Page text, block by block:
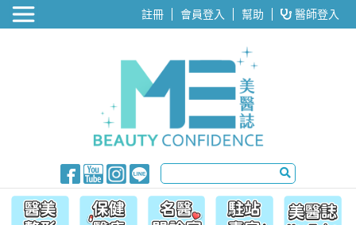
醫美整形 註冊 會員登入 幫助 醫師登入